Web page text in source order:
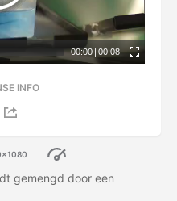
00:00 | 00:08
INFO
gemengd door een